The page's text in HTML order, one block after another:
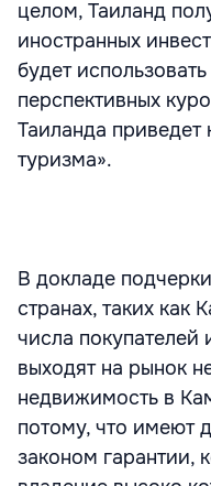
целом, Таиланд
иностранных
будет
перспективных
Таиланда
туризма».
В докладе
странах, таких как
числа покупателей
выходят на рынок
недвижимость в
потому, что имеют
законом гарантии,